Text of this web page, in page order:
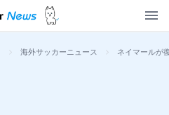
> 海外サッカーニュース > ネイマールが